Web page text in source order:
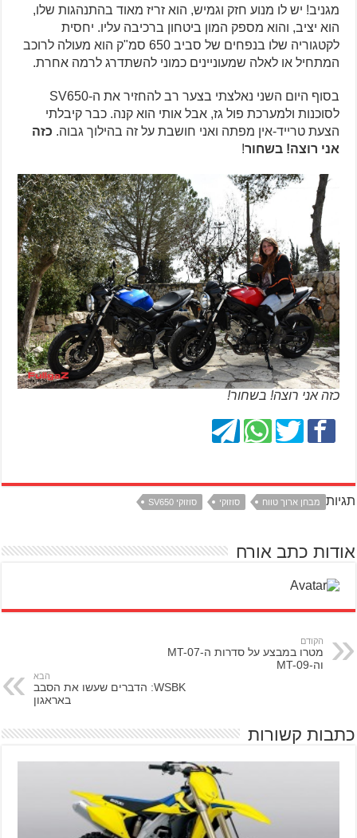
מגניב! יש לו מנוע חזק וגמיש, הוא זריז מאוד בהתנהגות שלו,
הוא יציב, והוא מספק המון ביטחון ברכיבה עליו. יחסית
לקטגוריה שלו בנפחים של סביב 650 סמ"ק הוא מעולה לרוכב
המתחיל או לאלה שמעוניינים כמוני להשתדרג לרמה אחרת.
בסוף היום השני נאלצתי בצער רב להחזיר את ה-SV650
לסוכנות ולמערכת פול גז, אבל אותי הוא קנה. כבר קיבלתי
הצעת טרייד-אין מפתה ואני חושבת על זה בהילוך גבוה. כזה
אני רוצה! בשחור!
כזה אני רוצה! בשחור!
תגיות מבחן ארוך טווח סוזוקי סוזוקי SV650
אודות כתב אורח
הקודם
מטרו במבצע על סדרות ה-MT-07
וה-MT-09
הבא
WSBK: הדברים שעשו את הסבב
באראגון
כתבות קשורות